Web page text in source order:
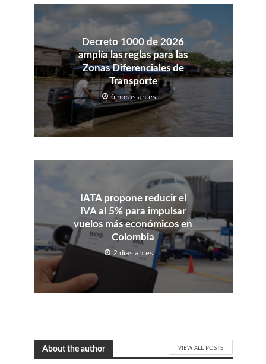
Decreto 1000 de 2026
amplía las reglas para las
Zonas Diferenciales de
Transporte
6 horas antes
IATA propone reducir el
IVA al 5% para impulsar
vuelos más económicos en
Colombia
2 días antes
About the author VIEW ALL POSTS